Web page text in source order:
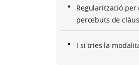
Regularització
percebuts de
I si tries la